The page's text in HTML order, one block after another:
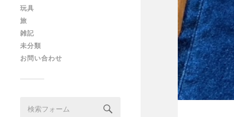
玩具
旅
雑記
未分類
お問い合わせ